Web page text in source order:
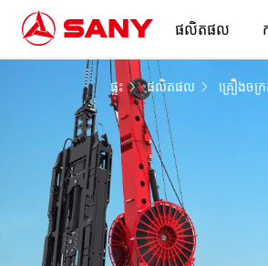
ផលិតផល
ការចាប់យកធារាសាស្ត្រ | គ្រឿងចក្រគំនរ
ផ្ទះ ផលិតផល គ្រឿងចក្